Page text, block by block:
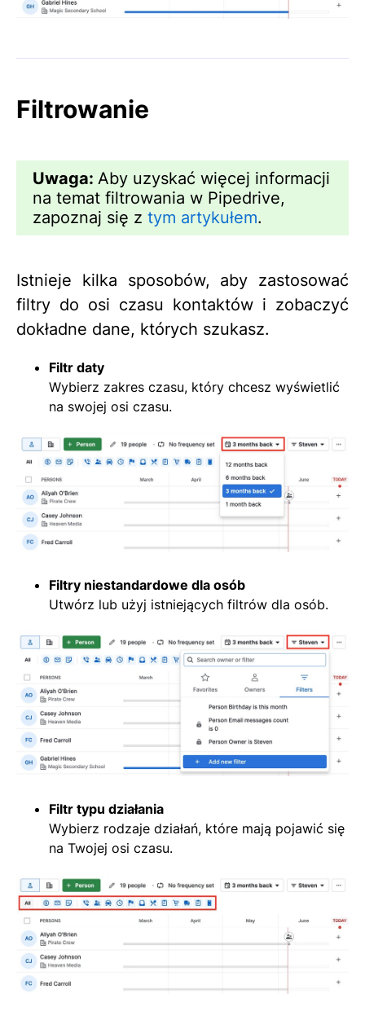
Filtrowanie
Uwaga: Aby uzyskać więcej informacji
na temat filtrowania w Pipedrive,
zapoznaj się z tym artykułem.
Istnieje kilka sposobów, aby zastosować
filtry do osi czasu kontaktów i zobaczyć
dokładne dane, których szukasz.
Filtr daty
Wybierz zakres czasu, który chcesz wyświetlić
na swojej osi czasu.
Filtry niestandardowe dla osób
Utwórz lub użyj istniejących filtrów dla osób.
Filtr typu działania
Wybierz rodzaje działań, które mają pojawić się
na Twojej osi czasu.